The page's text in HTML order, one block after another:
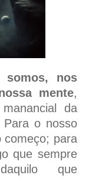
somos, nos
mente,
da
Para o nosso
começo; para
que sempre
que